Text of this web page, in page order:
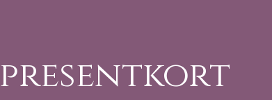
presentkort